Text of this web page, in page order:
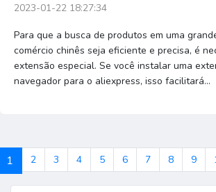
2023-01-22 18:27:34
Para que a busca de produtos em uma
comércio chinês seja eficiente e precisa, é
extensão especial. Se você instalar uma
navegador para o aliexpress, isso facilitará...
1 2 3 4 5 6 7 8 9